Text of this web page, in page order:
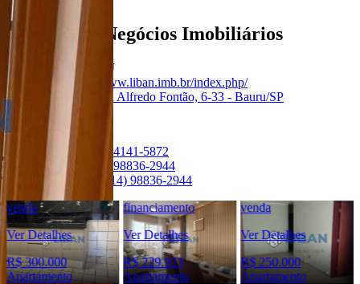
Liban - Negócios Imobiliários
Creci:
33006-J
Site:
https://www.liban.imb.br/index.php/
Endereço:
Rua Alfredo Fontão, 6-33 - Bauru/SP
Ver Telefone
Telefone:
(14) 4141-5872
Telefone:
(14) 98836-2944
WhatsApp:
(14) 98836-2944
venda
Ver Detalhes
R$ 300.000
Apartamento
financiamento
Ver Detalhes
R$ 229.923
Apartamento
venda
Ver Detalhes
R$ 250.000
Apartamento